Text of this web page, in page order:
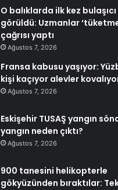
O balıklarda ilk kez
görüldü: Uzmanlar
çağrısı yaptı
Ağustos 7, 2026
Fransa kabusu yaşıyor:
kişi kaçıyor alevler
Ağustos 7, 2026
Eskişehir TUSAŞ yangın
yangın neden çıktı?
Ağustos 7, 2026
900 tanesini helikopterle
gökyüzünden bıraktılar: